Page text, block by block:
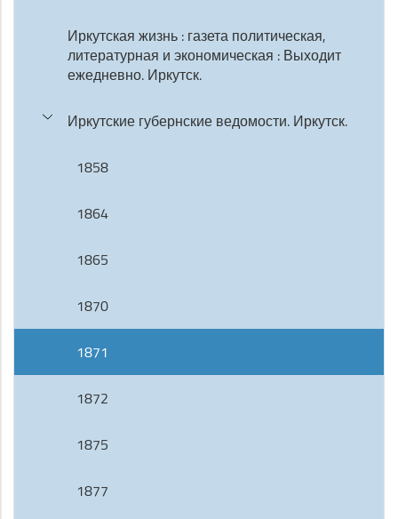
Иркутская жизнь : газета политическая,
литературная и экономическая : Выходит
ежедневно. Иркутск.
Иркутские губернские ведомости. Иркутск.
1858
1864
1865
1870
1871
1872
1875
1877